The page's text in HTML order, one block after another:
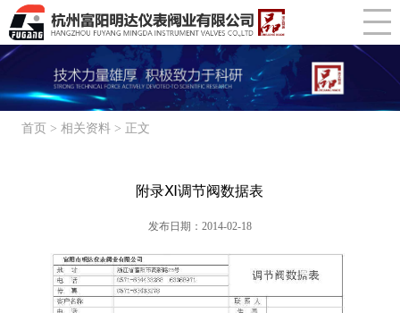
气动薄膜切断阀
减压装置
首页 > 相关资料> 正文
附录Ⅺ调节阀数据表
发布日期：2014-02-18